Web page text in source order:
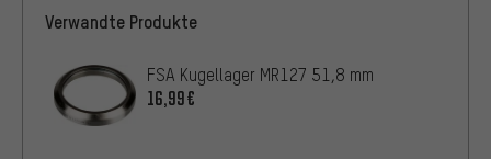
Verwandte Produkte
FSA Kugellager MR127 51,8 mm
16,99€